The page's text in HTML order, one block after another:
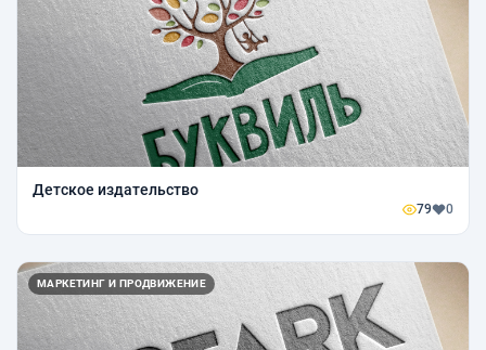
Детское издательство
79 0
МАРКЕТИНГ И ПРОДВИЖЕНИЕ